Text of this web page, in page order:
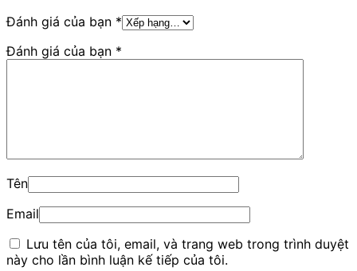
Đánh giá của bạn *
Đánh giá của bạn *
Tên
Email
Lưu tên của tôi, email, và trang web trong trình duyệt
này cho lần bình luận kế tiếp của tôi.